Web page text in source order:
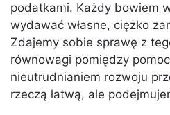
podatkami. Każdy bowiem
wydawać własne, ciężko
Zdajemy sobie sprawę z
równowagi pomiędzy
nieutrudnianiem rozwoju
rzeczą łatwą, ale